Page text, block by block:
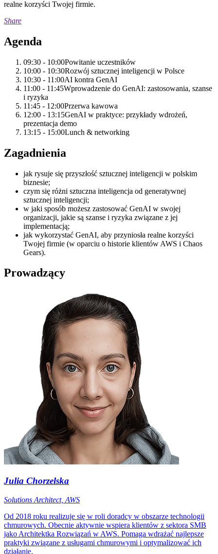
realne korzyści Twojej firmie.
Share
Agenda
09:30 - 10:00Powitanie uczestników
10:00 - 10:30Rozwój sztucznej inteligencji w Polsce
10:30 - 11:00AI kontra GenAI
11:00 - 11:45Wprowadzenie do GenAI: zastosowania, szanse
i ryzyka
11:45 - 12:00Przerwa kawowa
12:00 - 13:15GenAI w praktyce: przykłady wdrożeń,
prezentacja demo
13:15 - 15:00Lunch & networking
Zagadnienia
jak rysuje się przyszłość sztucznej inteligencji w polskim
biznesie;
czym się różni sztuczna inteligencja od generatywnej
sztucznej inteligencji;
w jaki sposób możesz zastosować GenAI w swojej
organizacji, jakie są szanse i ryzyka związane z jej
implementacją;
jak wykorzystać GenAI, aby przyniosła realne korzyści
Twojej firmie (w oparciu o historie klientów AWS i Chaos
Gears).
Prowadzący
Julia Chorzelska
Solutions Architect, AWS
Od 2018 roku realizuje się w roli doradcy w obszarze technologii
chmurowych. Obecnie aktywnie wspiera klientów z sektora SMB
jako Architektka Rozwiązań w AWS. Pomaga wdrażać najlepsze
praktyki związane z usługami chmurowymi i optymalizować ich
działanie.